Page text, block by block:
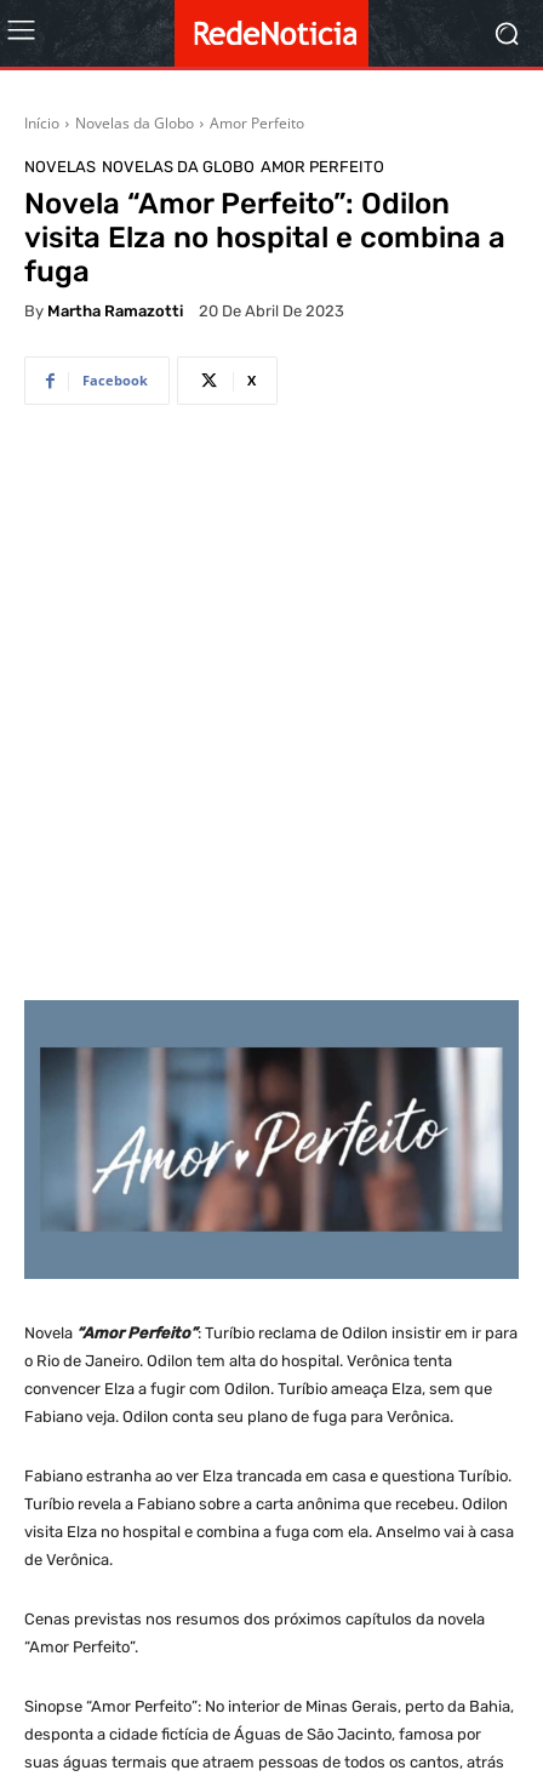
Início Novelas da Globo Amor Perfeito
NOVELAS NOVELAS DA GLOBO AMOR PERFEITO
Novela “Amor Perfeito”: Odilon
visita Elza no hospital e combina a
fuga
By Martha Ramazotti 20 De Abril De 2023
Facebook X
Novela “Amor Perfeito”: Turíbio reclama de Odilon insistir em ir para
o Rio de Janeiro. Odilon tem alta do hospital. Verônica tenta
convencer Elza a fugir com Odilon. Turíbio ameaça Elza, sem que
Fabiano veja. Odilon conta seu plano de fuga para Verônica.
Fabiano estranha ao ver Elza trancada em casa e questiona Turíbio.
Turíbio revela a Fabiano sobre a carta anônima que recebeu. Odilon
visita Elza no hospital e combina a fuga com ela. Anselmo vai à casa
de Verônica.
Cenas previstas nos resumos dos próximos capítulos da novela
“Amor Perfeito”.
Sinopse “Amor Perfeito”: No interior de Minas Gerais, perto da Bahia,
desponta a cidade fictícia de Águas de São Jacinto, famosa por
suas águas termais que atraem pessoas de todos os cantos, atrás